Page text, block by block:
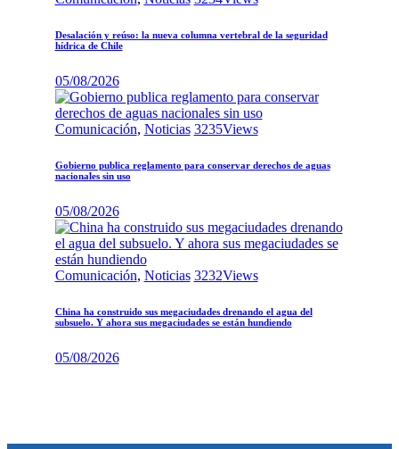
Desalación y reúso: la nueva columna vertebral de la seguridad
hídrica de Chile
05/08/2026
Comunicación, Noticias 3235Views
Gobierno publica reglamento para conservar derechos de aguas
nacionales sin uso
05/08/2026
Comunicación, Noticias 3232Views
China ha construido sus megaciudades drenando el agua del
subsuelo. Y ahora sus megaciudades se están hundiendo
05/08/2026